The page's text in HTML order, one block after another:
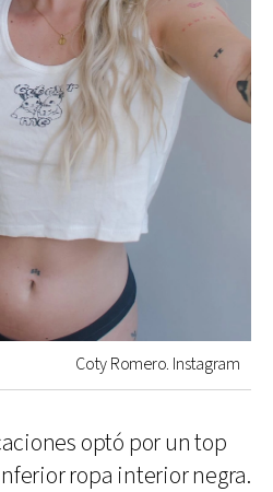
Coty Romero. Instagram
optó por un top
ropa interior negra.